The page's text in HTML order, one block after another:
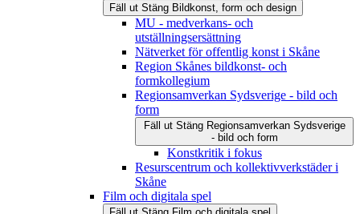
Fäll ut Stäng Bildkonst, form och design
MU - medverkans- och
utställningsersättning
Nätverket för offentlig konst i Skåne
Region Skånes bildkonst- och
formkollegium
Regionsamverkan Sydsverige - bild och
form
Fäll ut Stäng Regionsamverkan Sydsverige
- bild och form
Konstkritik i fokus
Resurscentrum och kollektivverkstäder i
Skåne
Film och digitala spel